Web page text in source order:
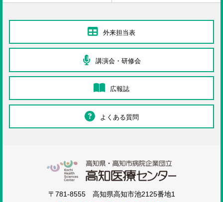
外来担当表
講演会・研修会
広報誌
よくある質問
〒781-8555 高知県高知市池2125番地1